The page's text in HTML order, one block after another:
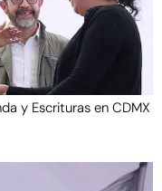
y Escrituras en CDMX